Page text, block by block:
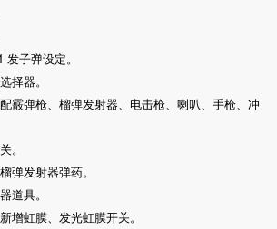
子弹设定。
择器。
霰弹枪、榴弹发射器、电击枪、喇叭、手枪、冲
。
弹发射器弹药。
道具。
增虹膜、发光虹膜开关。